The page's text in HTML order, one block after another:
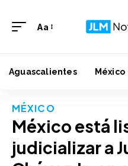
Aa
Aguascalientes México
MÉXICO
México está
judicializar a